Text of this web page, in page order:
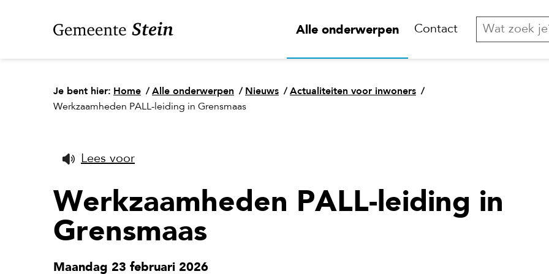
Alle onderwerpen Contact
Je bent hier: Home / Alle onderwerpen / Nieuws / Actualiteiten voor inwoners /
Werkzaamheden PALL-leiding in Grensmaas
Lees voor
Werkzaamheden PALL-leiding in
Grensmaas
Maandag 23 februari 2026